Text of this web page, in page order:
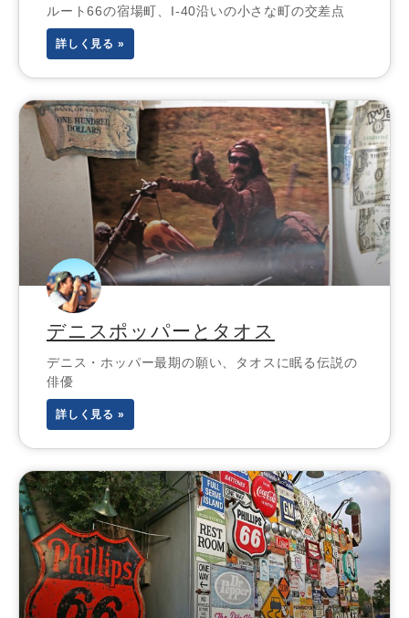
ルート66の宿場町、I-40沿いの小さな町の交差点
詳しく見る »
デニスポッパーとタオス
デニス・ホッパー最期の願い、タオスに眠る伝説の
俳優
詳しく見る »